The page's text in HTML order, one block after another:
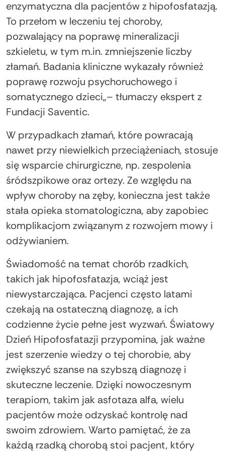
enzymatyczna dla pacjentów z hipofosfatazją.
To przełom w leczeniu tej choroby,
pozwalający na poprawę mineralizacji
szkieletu, w tym m.in. zmniejszenie liczby
złamań. Badania kliniczne wykazały również
poprawę rozwoju psychoruchowego i
somatycznego dzieci„– tłumaczy ekspert z
Fundacji Saventic.
W przypadkach złamań, które powracają
nawet przy niewielkich przeciążeniach, stosuje
się wsparcie chirurgiczne, np. zespolenia
śródszpikowe oraz ortezy. Ze względu na
wpływ choroby na zęby, konieczna jest także
stała opieka stomatologiczna, aby zapobiec
komplikacjom związanym z rozwojem mowy i
odżywianiem.
Świadomość na temat chorób rzadkich,
takich jak hipofosfatazja, wciąż jest
niewystarczająca. Pacjenci często latami
czekają na ostateczną diagnozę, a ich
codzienne życie pełne jest wyzwań. Światowy
Dzień Hipofosfatazji przypomina, jak ważne
jest szerzenie wiedzy o tej chorobie, aby
zwiększyć szanse na szybszą diagnozę i
skuteczne leczenie. Dzięki nowoczesnym
terapiom, takim jak asfotaza alfa, wielu
pacjentów może odzyskać kontrolę nad
swoim zdrowiem. Warto pamiętać, że za
każdą rzadką chorobą stoi pacjent, który